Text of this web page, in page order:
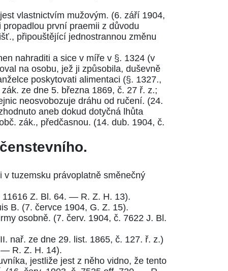
vlastnictvím mužovým. (6. září 1904,
první praemii z důvodu
připouštějící jednostrannou změnu
nahraditi a sice v míře v §. 1324 (v
na osobu, jež ji způsobila, duševně
poskytovati alimentaci (§. 1327.,
zák. ze dne 5. března 1869, č. 27 ř. z.;
neosvobozuje dráhu od ručení. (24.
aneb dokud dotyčná lhůta
zák., předčasnou. (14. dub. 1904, č.
tuzemsku právoplatně směnečný
Z. Bl. 64. — R. Z. H. 13).
B. (7. červce 1904, G. Z. 15).
osobně. (7. červ. 1904, č. 7622 J. Bl.
nař. ze dne 29. list. 1865, č. 127. ř. z.)
— R. Z. H. 14).
jestliže jest z něho vidno, že tento